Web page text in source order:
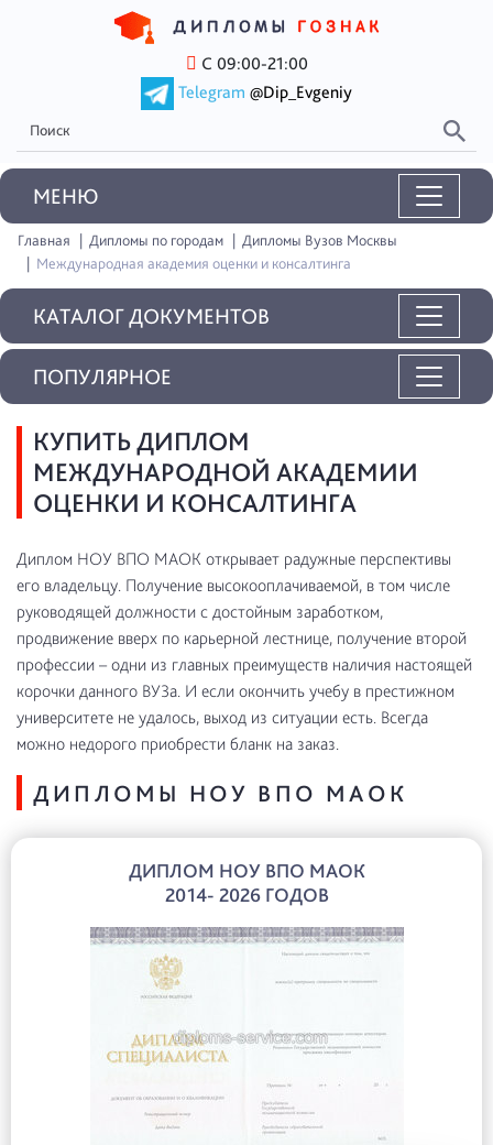
С 09:00-21:00
Telegram @Dip_Evgeniy
MEНЮ
Главная Дипломы по городам
Дипломы Вузов Москвы
Международная академия оценки и консалтинга
КАТАЛОГ ДОКУМЕНТОВ
КУПИТЬ ДИПЛОМ
МЕЖДУНАРОДНОЙ АКАДЕМИИ
ОЦЕНКИ И КОНСАЛТИНГА
Диплом НОУ ВПО МАОК открывает радужные перспективы
его владельцу. Получение высокооплачиваемой, в том числе
руководящей должности с достойным заработком,
продвижение вверх по карьерной лестнице, получение второй
профессии – одни из главных преимуществ наличия настоящей
корочки данного ВУЗа. И если окончить учебу в престижном
университете не удалось, выход из ситуации есть. Всегда
можно недорого приобрести бланк на заказ.
ДИПЛОМЫ НОУ ВПО МАОК
ДИПЛОМ НОУ ВПО МАОК
2014- 2026 ГОДОВ
ПОПУЛЯРНОЕ